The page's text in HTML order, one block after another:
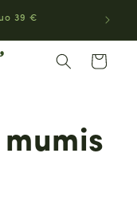
39 €
Krepšelis